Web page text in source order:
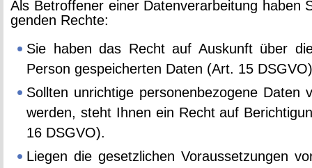
Als Be­trof­fe­ner einer Da­ten­ver­ar­bei­tung haben
gen­den Rech­te:
Sie haben das Recht auf Aus­kunft über
Per­son ge­spei­cher­ten Daten (Art. 15
Soll­ten un­rich­ti­ge per­so­nen­be­zo­ge­ne Daten
wer­den, steht Ihnen ein Recht auf
16 DSGVO).
Lie­gen die ge­setz­li­chen Vor­aus­set­zun­gen